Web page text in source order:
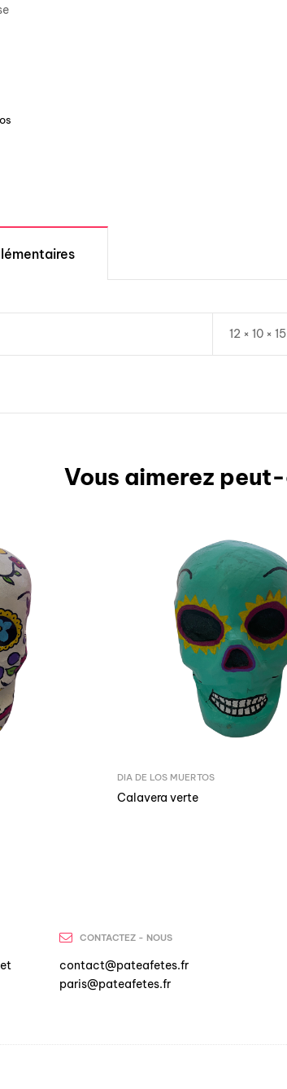
12 × 10 ×
Vous aimerez
DIA DE LOS MUERTOS
Calavera verte
CONTACTEZ - NOUS
contact@pateafetes.fr
paris@pateafetes.fr